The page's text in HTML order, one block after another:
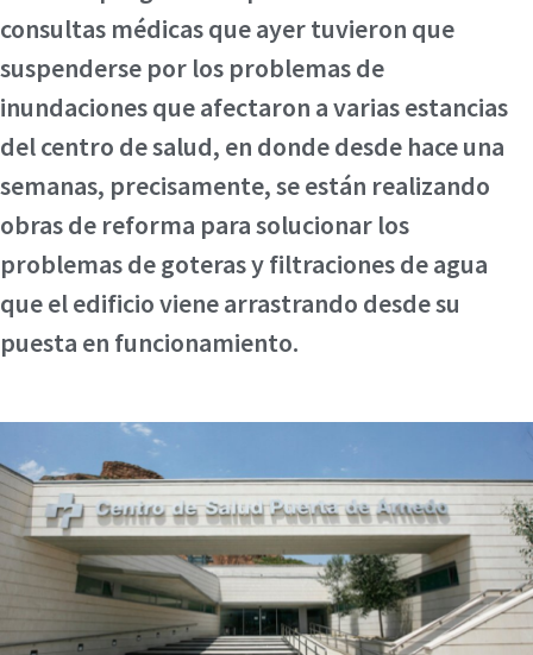
consultas médicas que ayer tuvieron que
suspenderse por los problemas de
inundaciones que afectaron a varias estancias
del centro de salud, en donde desde hace una
semanas, precisamente, se están realizando
obras de reforma para solucionar los
problemas de goteras y filtraciones de agua
que el edificio viene arrastrando desde su
puesta en funcionamiento.